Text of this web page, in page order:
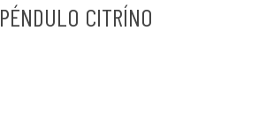
PÉNDULO CITRÍNO